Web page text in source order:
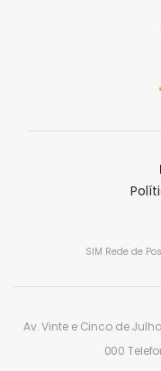
SIM Rede de
Av. Vinte e Cinco de
000